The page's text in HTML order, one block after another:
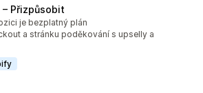
Přizpůsobit
87
je bezplatný plán
a stránku poděkování s upselly a